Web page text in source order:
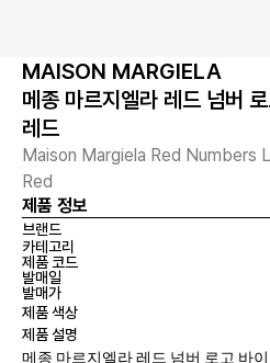
MAISON MARGIELA
메종 마르지엘라 레드 넘버
레드
Maison Margiela Red Numbers
Red
제품 정보
브랜드
카테고리
제품 코드
발매일
발매가
제품 색상
제품 설명
메종 마르지엘라 레드 넘버 로고 바